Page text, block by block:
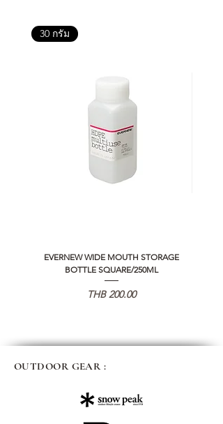
30 กรัม
EVERNEW WIDE MOUTH STORAGE
BOTTLE SQUARE/250ML
Price
THB 200.00
OUTDOOR GEAR :